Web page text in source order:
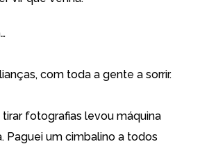
com toda a gente a sorrir.
tirar fotografias levou máquina
Paguei um cimbalino a todos